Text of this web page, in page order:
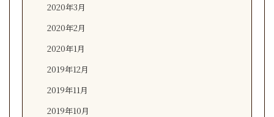
2020年3月
2020年2月
2020年1月
2019年12月
2019年11月
2019年10月